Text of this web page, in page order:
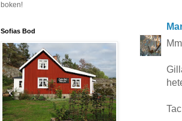
boken!
Sofias Bod